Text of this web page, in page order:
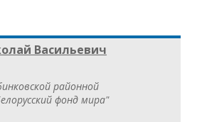
Васильевич
районной
фонд мира"